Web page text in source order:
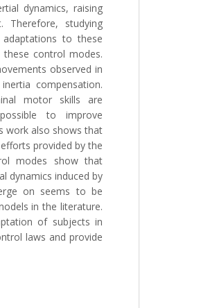
dynamics, raising
Therefore, studying
to these
control modes.
observed in
compensation.
motor skills are
to improve
work also shows that
provided by the
modes show that
dynamics induced by
on seems to be
in the literature.
of subjects in
laws and provide